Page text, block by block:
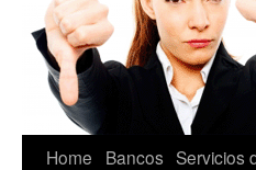
Home Bancos Servicios